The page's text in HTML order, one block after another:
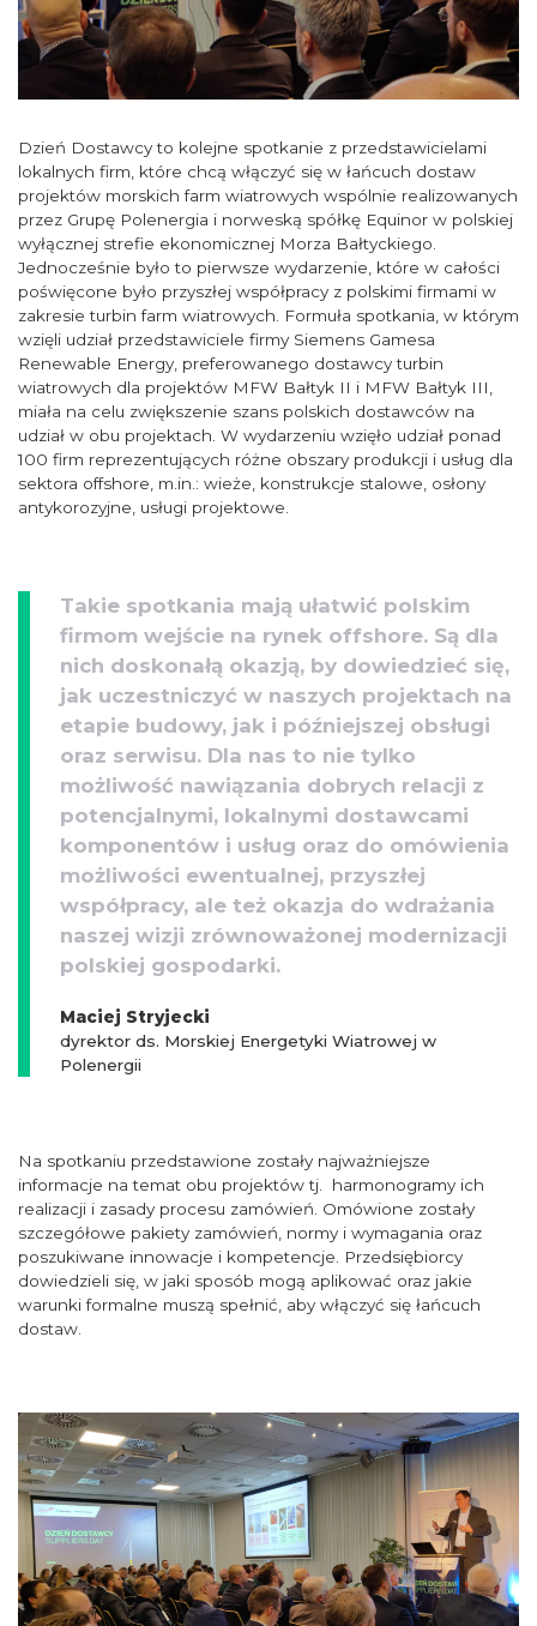
Dzień Dostawcy to kolejne spotkanie z przedstawicielami
lokalnych firm, które chcą włączyć się w łańcuch dostaw
projektów morskich farm wiatrowych wspólnie realizowanych
przez Grupę Polenergia i norweską spółkę Equinor w polskiej
wyłącznej strefie ekonomicznej Morza Bałtyckiego.
Jednocześnie było to pierwsze wydarzenie, które w całości
poświęcone było przyszłej współpracy z polskimi firmami w
zakresie turbin farm wiatrowych. Formuła spotkania, w którym
wzięli udział przedstawiciele firmy Siemens Gamesa
Renewable Energy, preferowanego dostawcy turbin
wiatrowych dla projektów MFW Bałtyk II i MFW Bałtyk III,
miała na celu zwiększenie szans polskich dostawców na
udział w obu projektach. W wydarzeniu wzięło udział ponad
100 firm reprezentujących różne obszary produkcji i usług dla
sektora offshore, m.in.: wieże, konstrukcje stalowe, osłony
antykorozyjne, usługi projektowe.
Takie spotkania mają ułatwić polskim
firmom wejście na rynek offshore. Są dla
nich doskonałą okazją, by dowiedzieć się,
jak uczestniczyć w naszych projektach na
etapie budowy, jak i późniejszej obsługi
oraz serwisu. Dla nas to nie tylko
możliwość nawiązania dobrych relacji z
potencjalnymi, lokalnymi dostawcami
komponentów i usług oraz do omówienia
możliwości ewentualnej, przyszłej
współpracy, ale też okazja do wdrażania
naszej wizji zrównoważonej modernizacji
polskiej gospodarki.
Maciej Stryjecki
dyrektor ds. Morskiej Energetyki Wiatrowej w
Polenergii
Na spotkaniu przedstawione zostały najważniejsze
informacje na temat obu projektów tj. harmonogramy ich
realizacji i zasady procesu zamówień. Omówione zostały
szczegółowe pakiety zamówień, normy i wymagania oraz
poszukiwane innowacje i kompetencje. Przedsiębiorcy
dowiedzieli się, w jaki sposób mogą aplikować oraz jakie
warunki formalne muszą spełnić, aby włączyć się łańcuch
dostaw.